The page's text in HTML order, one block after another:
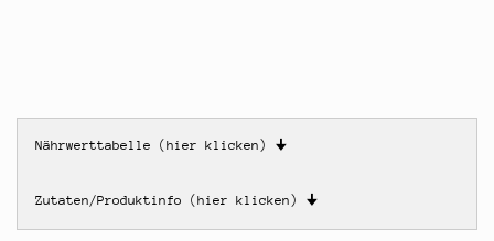
Nährwerttabelle (hier klicken) 🠋
Zutaten/Produktinfo (hier klicken) 🠋